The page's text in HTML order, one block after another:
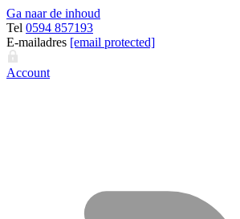
Ga naar de inhoud
Tel 0594 857193
E-mailadres [email protected]
Account